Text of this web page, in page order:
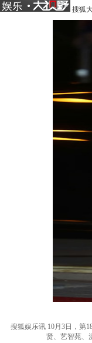
搜狐
搜狐娱乐讯 10月3日，第
贤、艺智苑、